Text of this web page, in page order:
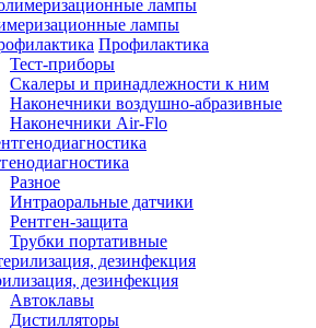
лампы
Профилактика
Тест-приборы
Скалеры и принадлежности к ним
Наконечники воздушно-абразивные
Наконечники Air-Flo
Разное
Интраоральные датчики
Рентген-защита
Трубки портативные
дезинфекция
Автоклавы
Дистилляторы